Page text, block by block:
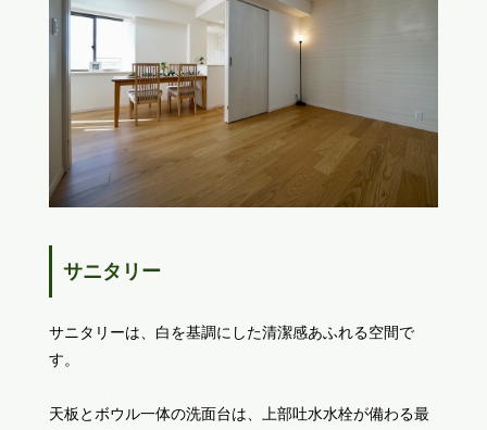
サニタリー
サニタリーは、白を基調にした清潔感あふれる空間で
す。
天板とボウル一体の洗面台は、上部吐水水栓が備わる最